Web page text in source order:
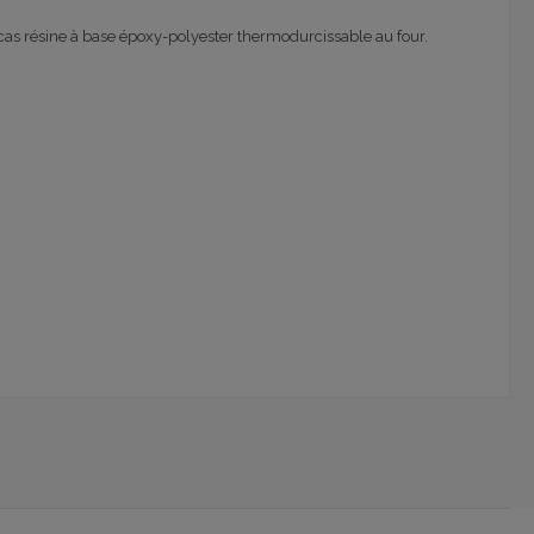
résine à base époxy-polyester thermodurcissable au four.